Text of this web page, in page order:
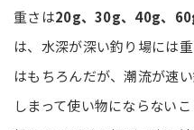
重さは20g、30g、40g、
は、水深が深い釣り場には
はもちろんだが、潮流が速
しまって使い物にならないこ